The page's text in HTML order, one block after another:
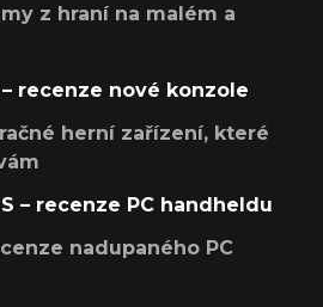
z hraní na malém a
recenze nové konzole
herní zařízení, které
– recenze PC handheldu
nadupaného PC